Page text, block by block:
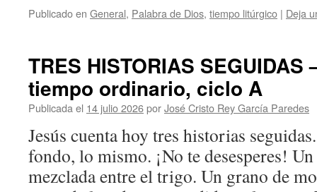
Publicado en General, Palabra de Dios, tiempo litúrgico | Deja
TRES HISTORIAS SEGUIDAS
tiempo ordinario, ciclo A
Publicada el 14 julio 2026porJosé Cristo Rey García Paredes
Jesús cuenta hoy tres historias
fondo, lo mismo. ¡No te desesperes!
mezclada entre el trigo. Un grano de